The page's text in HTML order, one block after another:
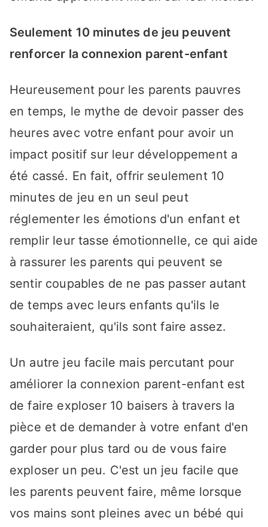
Seulement 10 minutes de jeu peuvent
renforcer la connexion parent-enfant
Heureusement pour les parents pauvres
en temps, le mythe de devoir passer des
heures avec votre enfant pour avoir un
impact positif sur leur développement a
été cassé. En fait, offrir seulement 10
minutes de jeu en un seul peut
réglementer les émotions d'un enfant et
remplir leur tasse émotionnelle, ce qui aide
à rassurer les parents qui peuvent se
sentir coupables de ne pas passer autant
de temps avec leurs enfants qu'ils le
souhaiteraient, qu'ils sont faire assez.
Un autre jeu facile mais percutant pour
améliorer la connexion parent-enfant est
de faire exploser 10 baisers à travers la
pièce et de demander à votre enfant d'en
garder pour plus tard ou de vous faire
exploser un peu. C'est un jeu facile que
les parents peuvent faire, même lorsque
vos mains sont pleines avec un bébé qui